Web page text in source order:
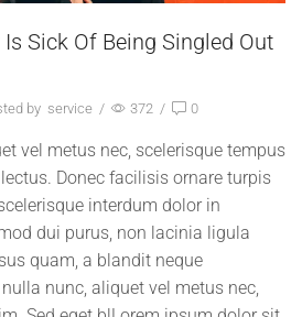
Sick Of Being Singled Out
by service / 372 / 0
vel metus nec, scelerisque tempus
Donec facilisis ornare turpis
interdum dolor in
dui purus, non lacinia ligula
quam, a blandit neque
nunc, aliquet vel metus nec,